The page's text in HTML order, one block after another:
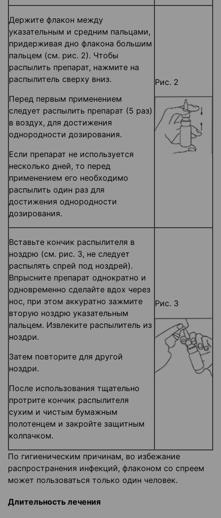
Держите флакон между
указательным и средним пальцами,
придерживая дно флакона большим
пальцем (см. рис. 2). Чтобы
распылить препарат, нажмите на
распылитель сверху вниз.
Перед первым применением
следует распылить препарат (5 раз)
в воздух, для достижения
однородности дозирования.
Если препарат не используется
несколько дней, то перед
применением его необходимо
распылить один раз для
достижения однородности
дозирования.
Рис. 2
Вставьте кончик распылителя в
ноздрю (см. рис. 3, не следует
распылять спрей под ноздрей).
Впрысните препарат однократно и
одновременно сделайте вдох через
нос, при этом аккуратно зажмите
вторую ноздрю указательным
пальцем. Извлеките распылитель из
ноздри.
Затем повторите для другой
ноздри.
После использования тщательно
протрите кончик распылителя
сухим и чистым бумажным
полотенцем и закройте защитным
колпачком.
Рис. 3
По гигиеническим причинам, во избежание
распространения инфекций, флаконом со спреем
может пользоваться только один человек.
Длительность лечения